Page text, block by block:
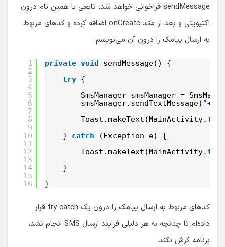
sendMessage فراخوانی خواهد شد. تابعی با همین نام درون
اکتیویتی و بعد از متد onCreate اضافه کرده و کدهای مربوط
به ارسال پیامک را درون آن می‌نویسم:
1
2
3
4
5
6
7
8
9
10
11
12
13
14
15
16
private void
sendMessage() {
try {
SmsManager smsManager =
smsManager.sendTextMessage(
Toast.makeText(MainActivity.this
} catch
(Exception e) {
Toast.makeText(MainActivity.this
}
}
کدهای مربوط به ارسال پیامک را درون یک try catch قرار
داده‌ام تا چنانچه به هر دلیلی فرایند ارسال SMS انجام نشد،
برنامه کرش نکند.